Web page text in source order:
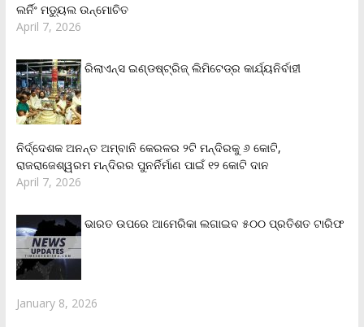
ଲର୍ନିଂ ମଡ୍ୟୁଲ ଉନ୍ମୋଚିତ
April 7, 2026
ରିଲାଏନ୍‌ସ ଇଣ୍ଡଷ୍ଟ୍ରିଜ୍ ଲିମିଟେଡ୍‌ର କାର୍ଯ୍ୟନିର୍ବାହୀ
ନିର୍ଦ୍ଦେଶକ ଅନନ୍ତ ଅମ୍ବାନି କେରଳର ୨ଟି ମନ୍ଦିରକୁ ୬ କୋଟି,
ରାଜରାଜେଶ୍ୱରମ ମନ୍ଦିରର ପୁନର୍ନିର୍ମାଣ ପାଇଁ ୧୨ କୋଟି ଦାନ
April 7, 2026
ଭାରତ ଉପରେ ଆମେରିକା ଲଗାଇବ ୫୦୦ ପ୍ରତିଶତ ଟାରିଫ
January 8, 2026